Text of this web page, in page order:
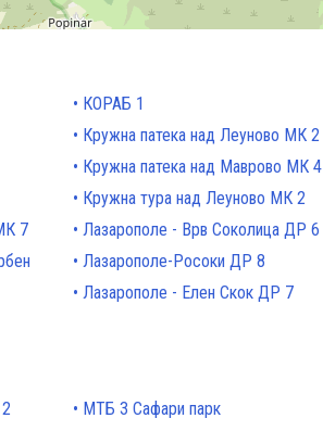
7
КОРАБ 1
Кружна патека над Леуново МК 2
Кружна патека над Маврово МК 4
Кружна тура над Леуново МК 2
Лазарополе - Врв Соколица ДР 6
Лазарополе-Росоки ДР 8
Лазарополе - Елен Скок ДР 7
МТБ 3 Сафари парк